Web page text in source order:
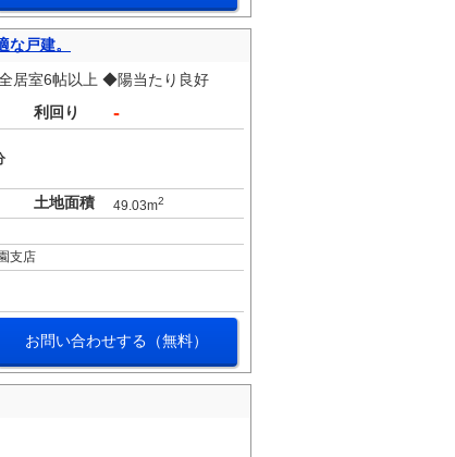
戸建。
室6帖以上 ◆陽当たり良好
利回り -
土地面積 49.03m2
支店
お問い合わせする（無料）